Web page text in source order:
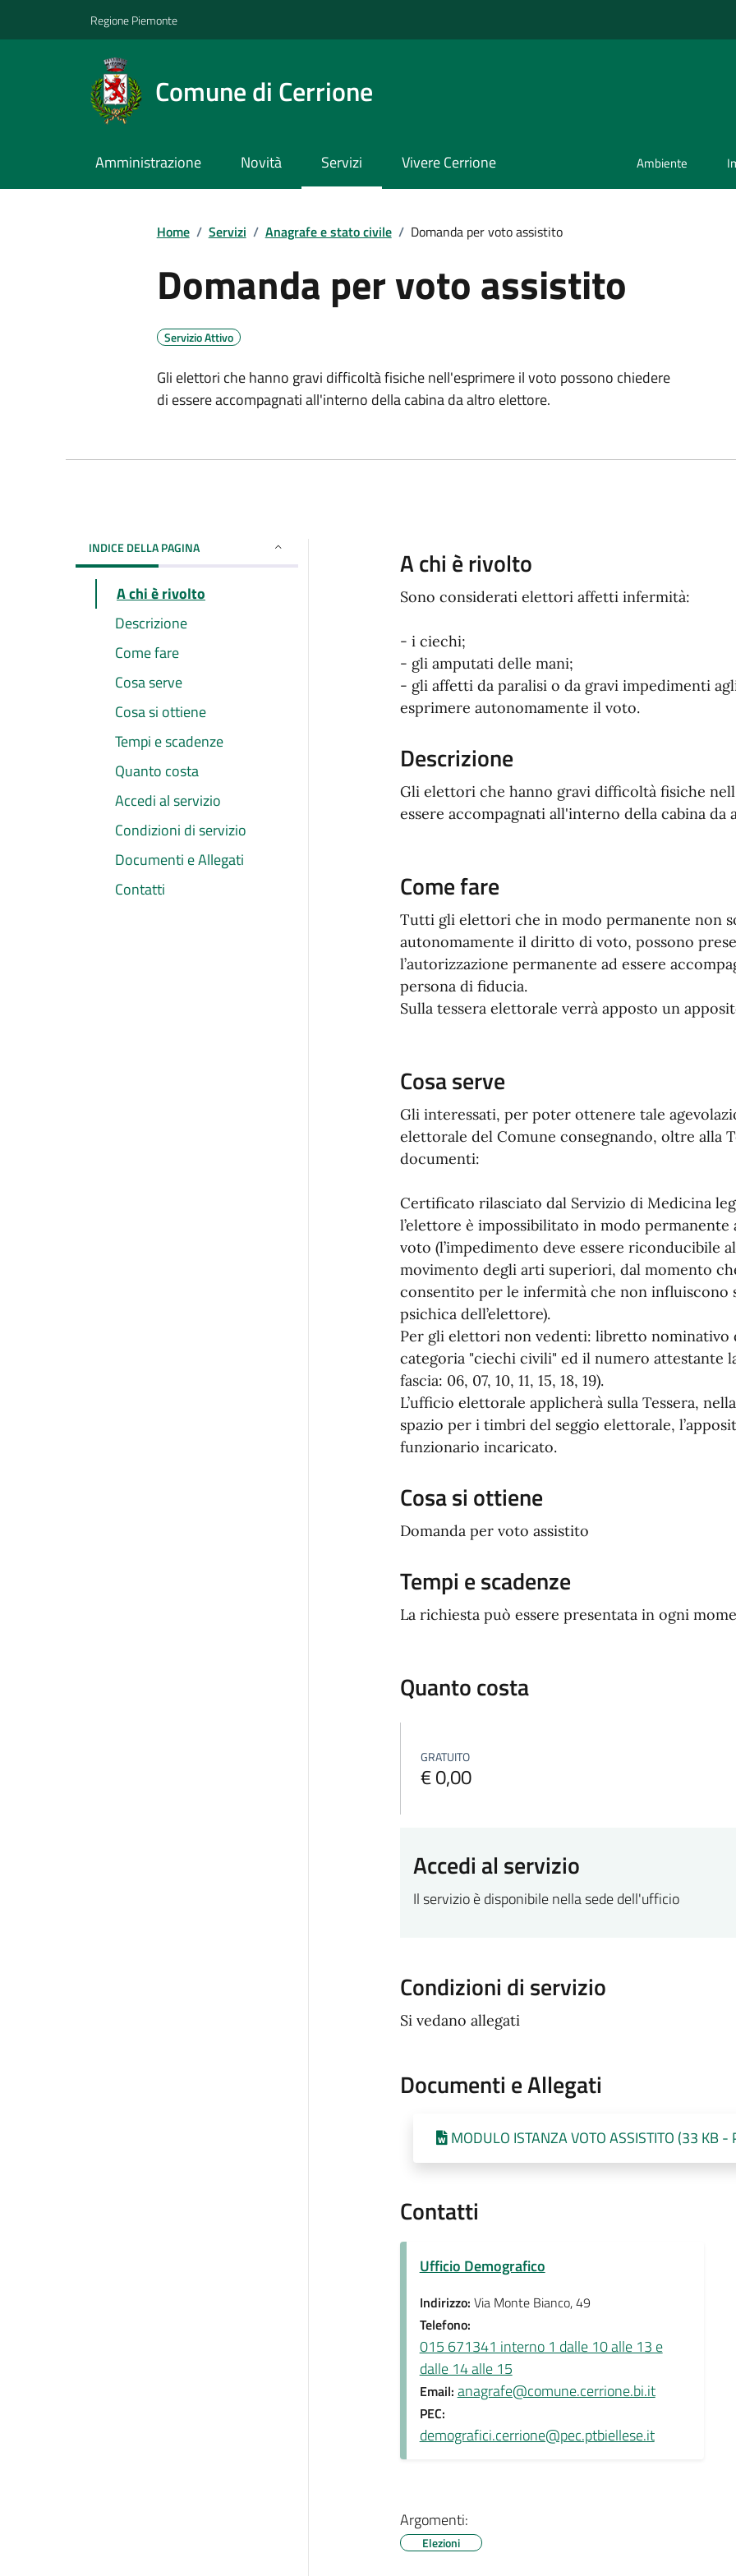
Regione Piemonte
Comune di Cerrione
Amministrazione Novità Servizi Vivere Cerrione Ambiente
Home / Servizi / Anagrafe e stato civile / Domanda per voto assistito
Domanda per voto assistito
Servizio Attivo
Gli elettori che hanno gravi difficoltà fisiche nell'esprimere il voto possono chiedere
di essere accompagnati all'interno della cabina da altro elettore.
INDICE DELLA PAGINA
A chi è rivolto
Descrizione
Come fare
Cosa serve
Cosa si ottiene
Tempi e scadenze
Quanto costa
Accedi al servizio
Condizioni di servizio
Documenti e Allegati
Contatti
A chi è rivolto
Sono considerati elettori affetti infermità:
- i ciechi;
- gli amputati delle mani;
- gli affetti da paralisi o da gravi impedimenti
esprimere autonomamente il voto.
Descrizione
Gli elettori che hanno gravi difficoltà fisiche
essere accompagnati all'interno della cabina da
Come fare
Tutti gli elettori che in modo permanente non
autonomamente il diritto di voto, possono
l’autorizzazione permanente ad essere
persona di fiducia.
Sulla tessera elettorale verrà apposto un
Cosa serve
Gli interessati, per poter ottenere tale
elettorale del Comune consegnando, oltre alla
documenti:
Certificato rilasciato dal Servizio di Medicina
l’elettore è impossibilitato in modo
voto (l’impedimento deve essere riconducibile
movimento degli arti superiori, dal momento
consentito per le infermità che non influiscono
psichica dell’elettore).
Per gli elettori non vedenti: libretto nominativo
categoria "ciechi civili" ed il numero attestante
fascia: 06, 07, 10, 11, 15, 18, 19).
L’ufficio elettorale applicherà sulla Tessera,
spazio per i timbri del seggio elettorale,
funzionario incaricato.
Cosa si ottiene
Domanda per voto assistito
Tempi e scadenze
La richiesta può essere presentata in ogni
Quanto costa
GRATUITO
€ 0,00
Accedi al servizio
Il servizio è disponibile nella sede dell'ufficio
Condizioni di servizio
Si vedano allegati
Documenti e Allegati
MODULO ISTANZA VOTO ASSISTITO (33
Contatti
Ufficio Demografico
Indirizzo: Via Monte Bianco, 49
Telefono:
015 671341 interno 1 dalle 10 alle 13 e
dalle 14 alle 15
Email:anagrafe@comune.cerrione.bi.it
PEC:
demografici.cerrione@pec.ptbiellese.it
Argomenti:
Elezioni